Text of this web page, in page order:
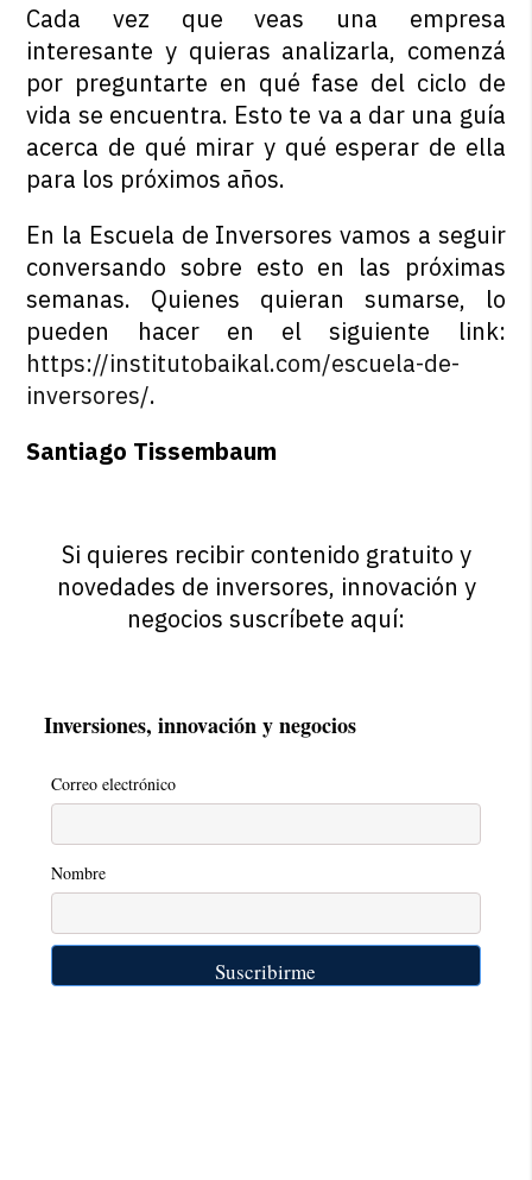
Cada vez que veas una empresa
interesante y quieras analizarla, comenzá
por preguntarte en qué fase del ciclo de
vida se encuentra. Esto te va a dar una guía
acerca de qué mirar y qué esperar de ella
para los próximos años.
En la Escuela de Inversores vamos a seguir
conversando sobre esto en las próximas
semanas. Quienes quieran sumarse, lo
pueden hacer en el siguiente link:
https://institutobaikal.com/escuela-de-
inversores/.
Santiago Tissembaum
Si quieres recibir contenido gratuito y
novedades de inversores, innovación y
negocios suscríbete aquí:
Inversiones, innovación y negocios
Correo electrónico
Nombre